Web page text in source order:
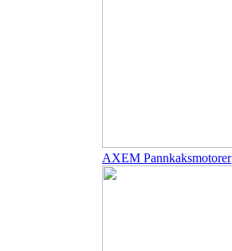
AXEM Pannkaksmotorer